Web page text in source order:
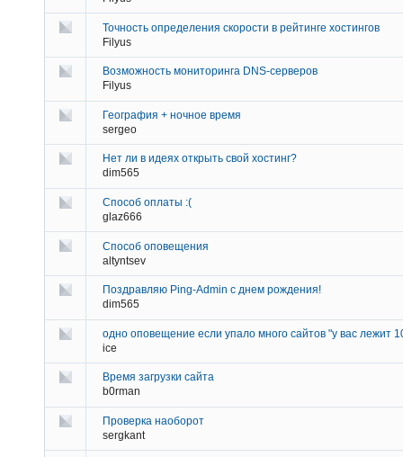
Точность определения скорости в рейтинге хостингов
Filyus
Возможность мониторинга DNS-серверов
Filyus
География + ночное время
sergeo
Нет ли в идеях открыть свой хостинг?
dim565
Способ оплаты :(
glaz666
Способ оповещения
altyntsev
Поздравляю Ping-Admin с днем рождения!
dim565
одно оповещение если упало много сайтов "у вас лежит
ice
Время загрузки сайта
b0rman
Проверка наоборот
sergkant